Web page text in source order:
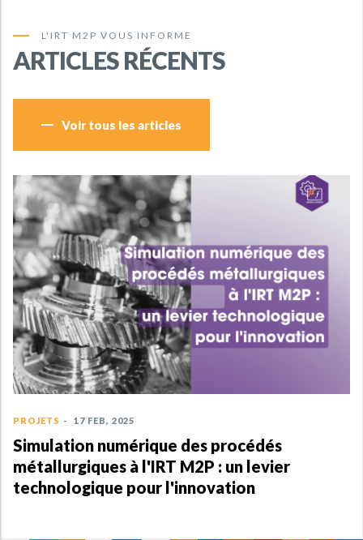
L'IRT M2P VOUS INFORME
ARTICLES RÉCENTS
Voir tous les articles
2025
des procédés
à l'IRT M2P : un levier
pour l'innovation
Apports de
procédé
TiARe